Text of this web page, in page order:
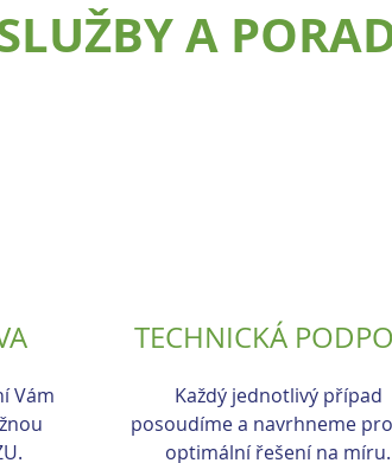
A
Vám
TECHNICKÁ
Každý jednotlivý případ
posoudíme a navrhneme
optimální řešení na míru.